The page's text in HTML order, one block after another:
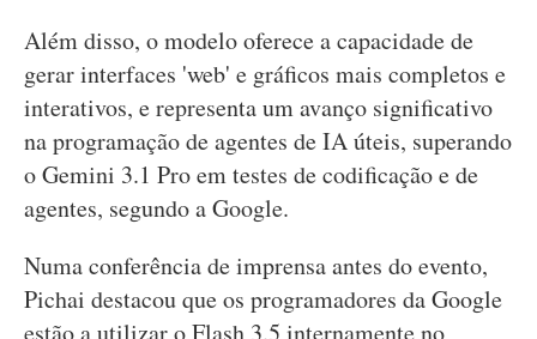
Além disso, o modelo oferece a capacidade de
gerar interfaces 'web' e gráficos mais completos e
interativos, e representa um avanço significativo
na programação de agentes de IA úteis, superando
o Gemini 3.1 Pro em testes de codificação e de
agentes, segundo a Google.
Numa conferência de imprensa antes do evento,
Pichai destacou que os programadores da Google
estão a utilizar o Flash 3.5 internamente no